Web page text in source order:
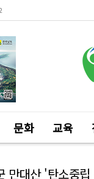
문화 교육
만대산 '탄소중